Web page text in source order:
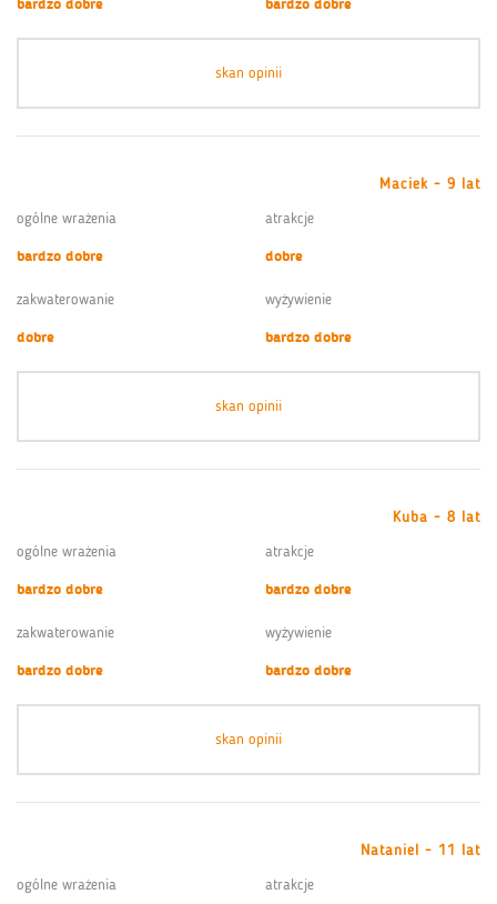
skan opinii
Maciek - 9 lat
ogólne wrażenia
bardzo dobre
atrakcje
dobre
zakwaterowanie
dobre
wyżywienie
bardzo dobre
skan opinii
Kuba - 8 lat
ogólne wrażenia
bardzo dobre
atrakcje
bardzo dobre
zakwaterowanie
bardzo dobre
wyżywienie
bardzo dobre
skan opinii
Nataniel - 11 lat
ogólne wrażenia
atrakcje